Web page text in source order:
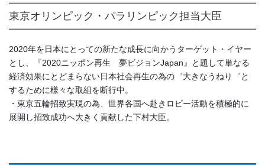
東京オリンピック・パラリンピック担当大臣
2020年を日本にとっての新たな成長に向かうターゲット・イヤー
とし、『2020ニッポン再生 夢ビジョンJapan』と題して単なる
経済効果にとどまらない日本社会再生の為の゛大きなうねり゛と
するために様々な取組を断行中。
・東京五輪招致実現の為、世界各国へ赴きロビー活動を積極的に
展開し招致成功へ大きく貢献した下村大臣。